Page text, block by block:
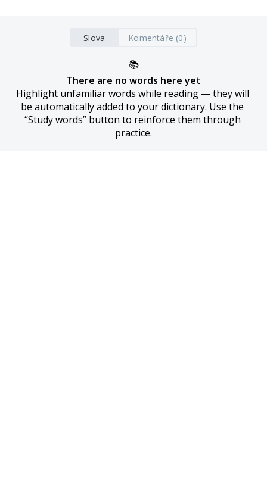
Slova Komentáře (0)
📚
There are no words here yet
Highlight unfamiliar words while reading — they will
be automatically added to your dictionary. Use the
“Study words” button to reinforce them through
practice.